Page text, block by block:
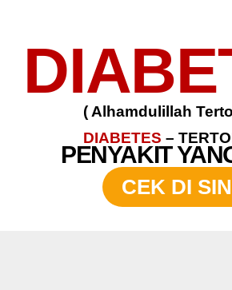
( Alhamdulillah
DIABETES –
PENYAKIT
CEK DI